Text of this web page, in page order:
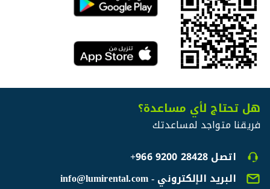
هل تحتاج لأي مساعدة؟
فريقنا متواجد لمساعدتك
اتصل+966 9200 28428
البريد الإلكتروني - info@lumirental.com